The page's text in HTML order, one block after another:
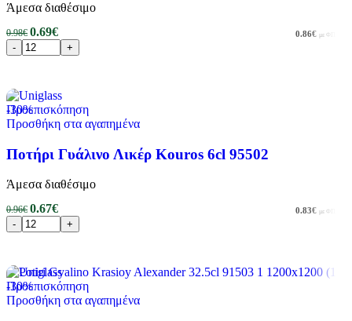
Άμεσα διαθέσιμο
0.98€ 0.69€ 0.86€ με ΦΠΑ
-30%
Προεπισκόπηση
Προσθήκη στα αγαπημένα
Ποτήρι Γυάλινο Λικέρ Kouros 6cl 95502
Άμεσα διαθέσιμο
0.96€ 0.67€ 0.83€ με ΦΠΑ
-30%
Προεπισκόπηση
Προσθήκη στα αγαπημένα